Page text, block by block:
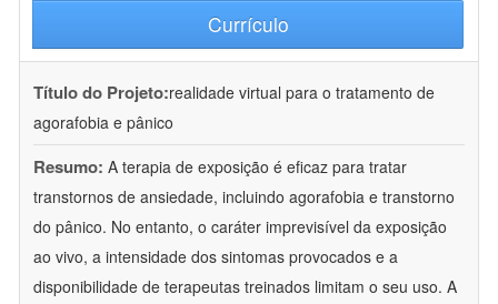
Currículo
Título do Projeto:realidade virtual para o tratamento de
agorafobia e pânico
Resumo: A terapia de exposição é eficaz para tratar
transtornos de ansiedade, incluindo agorafobia e transtorno
do pânico. No entanto, o caráter imprevisível da exposição
ao vivo, a intensidade dos sintomas provocados e a
disponibilidade de terapeutas treinados limitam o seu uso. A